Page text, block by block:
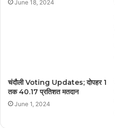
June 18, 2024
चंदौली Voting Updates; दोपहर 1
तक 40.17 प्रतिशत मतदान
June 1, 2024